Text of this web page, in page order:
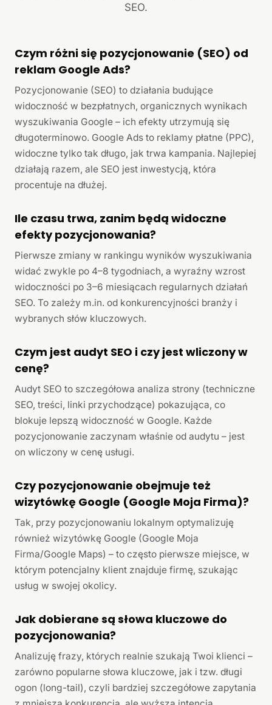
SEO.
Czym różni się pozycjonowanie (SEO) od
reklam Google Ads?
Pozycjonowanie (SEO) to działania budujące
widoczność w bezpłatnych, organicznych wynikach
wyszukiwania Google – ich efekty utrzymują się
długoterminowo. Google Ads to reklamy płatne (PPC),
widoczne tylko tak długo, jak trwa kampania. Najlepiej
działają razem, ale SEO jest inwestycją, która
procentuje na dłużej.
Ile czasu trwa, zanim będą widoczne
efekty pozycjonowania?
Pierwsze zmiany w rankingu wyników wyszukiwania
widać zwykle po 4–8 tygodniach, a wyraźny wzrost
widoczności po 3–6 miesiącach regularnych działań
SEO. To zależy m.in. od konkurencyjności branży i
wybranych słów kluczowych.
Czym jest audyt SEO i czy jest wliczony w
cenę?
Audyt SEO to szczegółowa analiza strony (techniczne
SEO, treści, linki przychodzące) pokazująca, co
blokuje lepszą widoczność w Google. Każde
pozycjonowanie zaczynam właśnie od audytu – jest
on wliczony w cenę usługi.
Czy pozycjonowanie obejmuje też
wizytówkę Google (Google Moja Firma)?
Tak, przy pozycjonowaniu lokalnym optymalizuję
również wizytówkę Google (Google Moja
Firma/Google Maps) – to często pierwsze miejsce, w
którym potencjalny klient znajduje firmę, szukając
usług w swojej okolicy.
Jak dobierane są słowa kluczowe do
pozycjonowania?
Analizuję frazy, których realnie szukają Twoi klienci –
zarówno popularne słowa kluczowe, jak i tzw. długi
ogon (long-tail), czyli bardziej szczegółowe zapytania